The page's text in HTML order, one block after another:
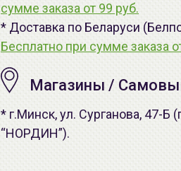
сумме заказа от 99 руб.
* Доставка по Беларуси
Бесплатно при сумме заказа
Магазины /
* г.Минск, ул. Сурганова, 47-Б
“НОРДИН”).